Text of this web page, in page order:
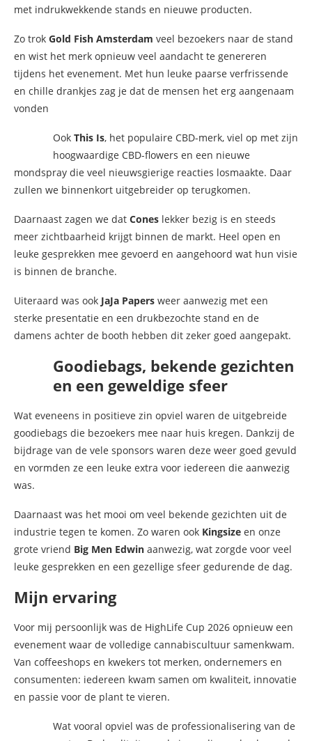
met indrukwekkende stands en nieuwe producten.
Zo trok Gold Fish Amsterdam veel bezoekers naar de stand
en wist het merk opnieuw veel aandacht te genereren
tijdens het evenement. Met hun leuke paarse verfrissende
en chille drankjes zag je dat de mensen het erg aangenaam
vonden
Ook This Is, het populaire CBD-merk, viel op met zijn
hoogwaardige CBD-flowers en een nieuwe
mondspray die veel nieuwsgierige reacties losmaakte. Daar
zullen we binnenkort uitgebreider op terugkomen.
Daarnaast zagen we dat Cones lekker bezig is en steeds
meer zichtbaarheid krijgt binnen de markt. Heel open en
leuke gesprekken mee gevoerd en aangehoord wat hun visie
is binnen de branche.
Uiteraard was ook JaJa Papers weer aanwezig met een
sterke presentatie en een drukbezochte stand en de
damens achter de booth hebben dit zeker goed aangepakt.
Goodiebags, bekende gezichten
en een geweldige sfeer
Wat eveneens in positieve zin opviel waren de uitgebreide
goodiebags die bezoekers mee naar huis kregen. Dankzij de
bijdrage van de vele sponsors waren deze weer goed gevuld
en vormden ze een leuke extra voor iedereen die aanwezig
was.
Daarnaast was het mooi om veel bekende gezichten uit de
industrie tegen te komen. Zo waren ook Kingsize en onze
grote vriend Big Men Edwin aanwezig, wat zorgde voor veel
leuke gesprekken en een gezellige sfeer gedurende de dag.
Mijn ervaring
Voor mij persoonlijk was de HighLife Cup 2026 opnieuw een
evenement waar de volledige cannabiscultuur samenkwam.
Van coffeeshops en kwekers tot merken, ondernemers en
consumenten: iedereen kwam samen om kwaliteit, innovatie
en passie voor de plant te vieren.
Wat vooral opviel was de professionalisering van de